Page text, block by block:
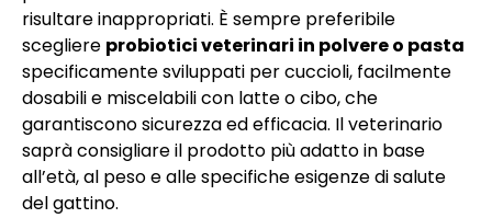
risultare inappropriati. È sempre preferibile
scegliere probiotici veterinari in polvere o pasta
specificamente sviluppati per cuccioli, facilmente
dosabili e miscelabili con latte o cibo, che
garantiscono sicurezza ed efficacia. Il veterinario
saprà consigliare il prodotto più adatto in base
all’età, al peso e alle specifiche esigenze di salute
del gattino.